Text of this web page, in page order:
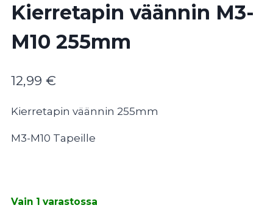
Kierretapin väännin M3-
M10 255mm
12,99 €
Kierretapin väännin 255mm
M3-M10 Tapeille
Vain 1 varastossa